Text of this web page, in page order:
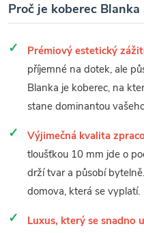
Proč je koberec
Prémiový estetický
příjemné na dotek, ale
Blanka je koberec, na
stane dominantou
Výjimečná kvalita
tloušťkou 10 mm jde o
drží tvar a působí
domova, která se vyplatí.
Luxus, který se snadno